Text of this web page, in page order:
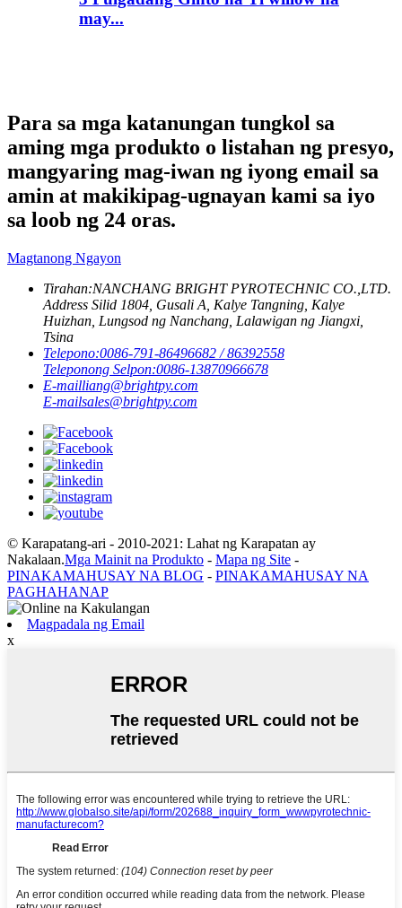
may...
Para sa mga katanungan tungkol sa
aming mga produkto o listahan ng presyo,
mangyaring mag-iwan ng iyong email sa
amin at makikipag-ugnayan kami sa iyo
sa loob ng 24 oras.
Magtanong Ngayon
Tirahan:NANCHANG BRIGHT PYROTECHNIC CO.,LTD.
Address Silid 1804, Gusali A, Kalye Tangning, Kalye
Huizhan, Lungsod ng Nanchang, Lalawigan ng Jiangxi,
Tsina
Telepono:0086-791-86496682 / 86392558
Teleponong Selpon:0086-13870966678
E-mailliang@brightpy.com
E-mailsales@brightpy.com
© Karapatang-ari - 2010-2021: Lahat ng Karapatan ay
Nakalaan.Mga Mainit na Produkto - Mapa ng Site -
PINAKAMAHUSAY NA BLOG - PINAKAMAHUSAY NA
PAGHAHANAP
Magpadala ng Email
x